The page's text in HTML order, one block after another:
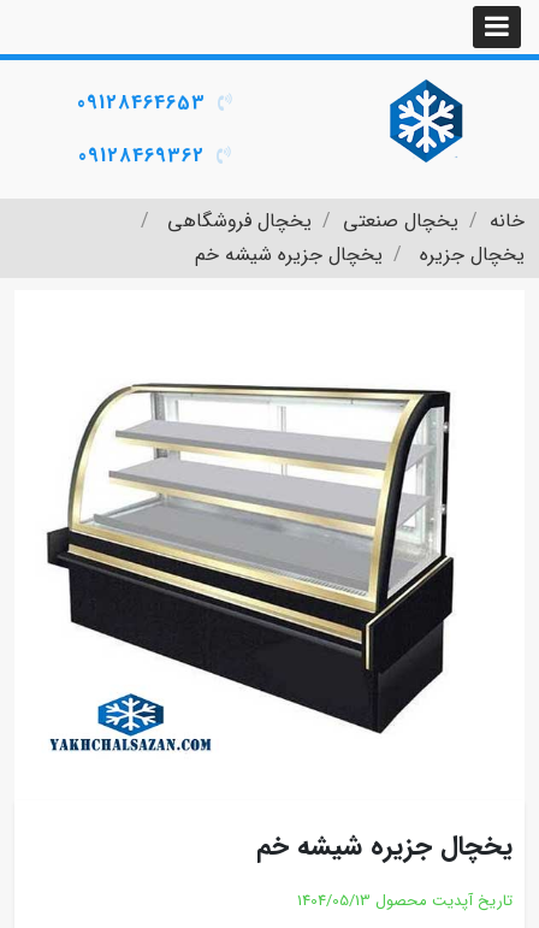
09128464653
09128469362
خانه یخچال صنعتی
یخچال فروشگاهی
یخچال جزیره
یخچال جزیره شیشه خم
یخچال جزیره شیشه خم
تاریخ آپدیت محصول 1404/05/13